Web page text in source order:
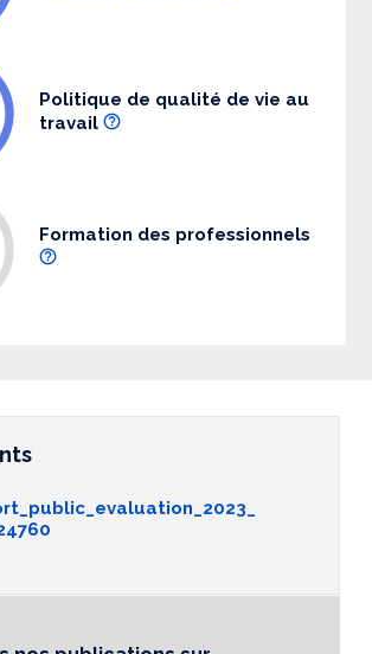
Politique de qualité de vie au
travail
Formation des professionnels